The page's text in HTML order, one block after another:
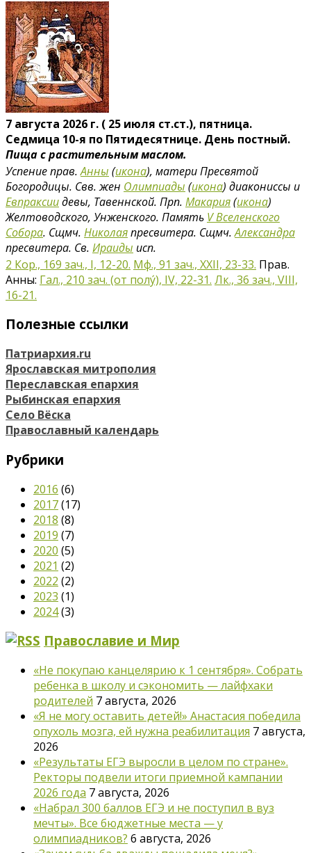
7 августа 2026 г. ( 25 июля ст.ст.), пятница.
Седмица 10-я по Пятидесятнице. День постный.
Пища с растительным маслом.
Успение прав.Анны (икона), матери Пресвятой
Богородицы. Свв. жен Олимпиады (икона) диакониссы и
Евпраксиидевы, Тавеннской. Прп. Макария(икона)
Желтоводского, Унженского. Память V Вселенского
Собора. Сщмч. Николаяпресвитера. Сщмч.Александра
пресвитера. Св. Ираиды исп.
2 Кор., 169 зач., I, 12-20. Мф., 91 зач., XXII, 23-33. Прав.
Анны: Гал., 210 зач. (от полу́), IV, 22-31. Лк., 36 зач., VIII,
16-21.
Полезные ссылки
Патриархия.ru
Ярославская митрополия
Переславская епархия
Рыбинская епархия
Село Вёска
Православный календарь
Рубрики
2016 (6)
2017(17)
2018 (8)
2019 (7)
2020 (5)
2021 (2)
2022 (2)
2023 (1)
2024(3)
Православие и Мир
«Не покупаю канцелярию к 1 сентября». Собрать
ребенка в школу и сэкономить — лайфхаки
родителей 7 августа, 2026
«Я не могу оставить детей!» Анастасия победила
опухоль мозга, ей нужна реабилитация 7 августа,
2026
«Результаты ЕГЭ выросли в целом по стране».
Ректоры подвели итоги приемной кампании
2026 года 7 августа, 2026
«Набрал 300 баллов ЕГЭ и не поступил в вуз
мечты». Все бюджетные места — у
олимпиадников? 6 августа, 2026